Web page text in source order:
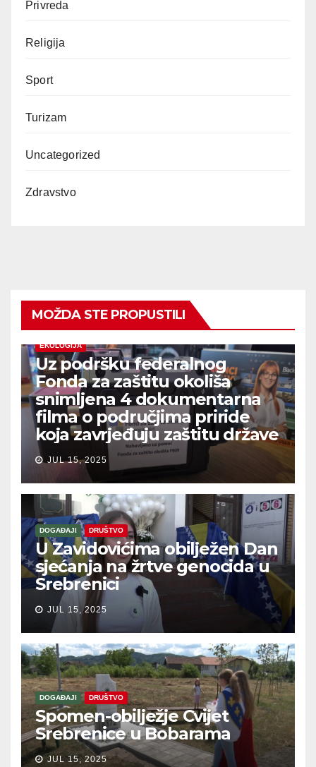
Privreda
Religija
Sport
Turizam
Uncategorized
Zdravstvo
MOŽDA STE PROPUSTILI
EKOLOGIJA
Uz podršku federalnog
Fonda za zaštitu okoliša
snimljena 4 dokumentarna
filma o područjima priride
koja zavrjeđuju zaštitu države
JUL 15, 2025
DOGAĐAJI DRUŠTVO
U Zavidovićima obilježen Dan
sjećanja na žrtve genocida u
Srebrenici
JUL 15, 2025
DOGAĐAJI DRUŠTVO
Spomen-obilježje Cvijet
Srebrenice u Bobarama
JUL 15, 2025